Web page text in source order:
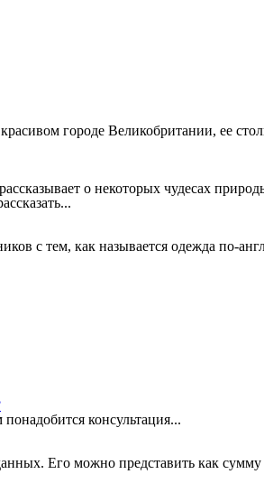
городе Великобритании, ее
о некоторых чудесах
с тем, как называется одежда по-
консультация...
Его можно представить как сумму